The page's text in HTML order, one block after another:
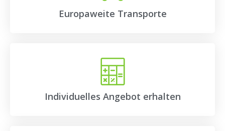
Europaweite Transporte
Individuelles Angebot erhalten